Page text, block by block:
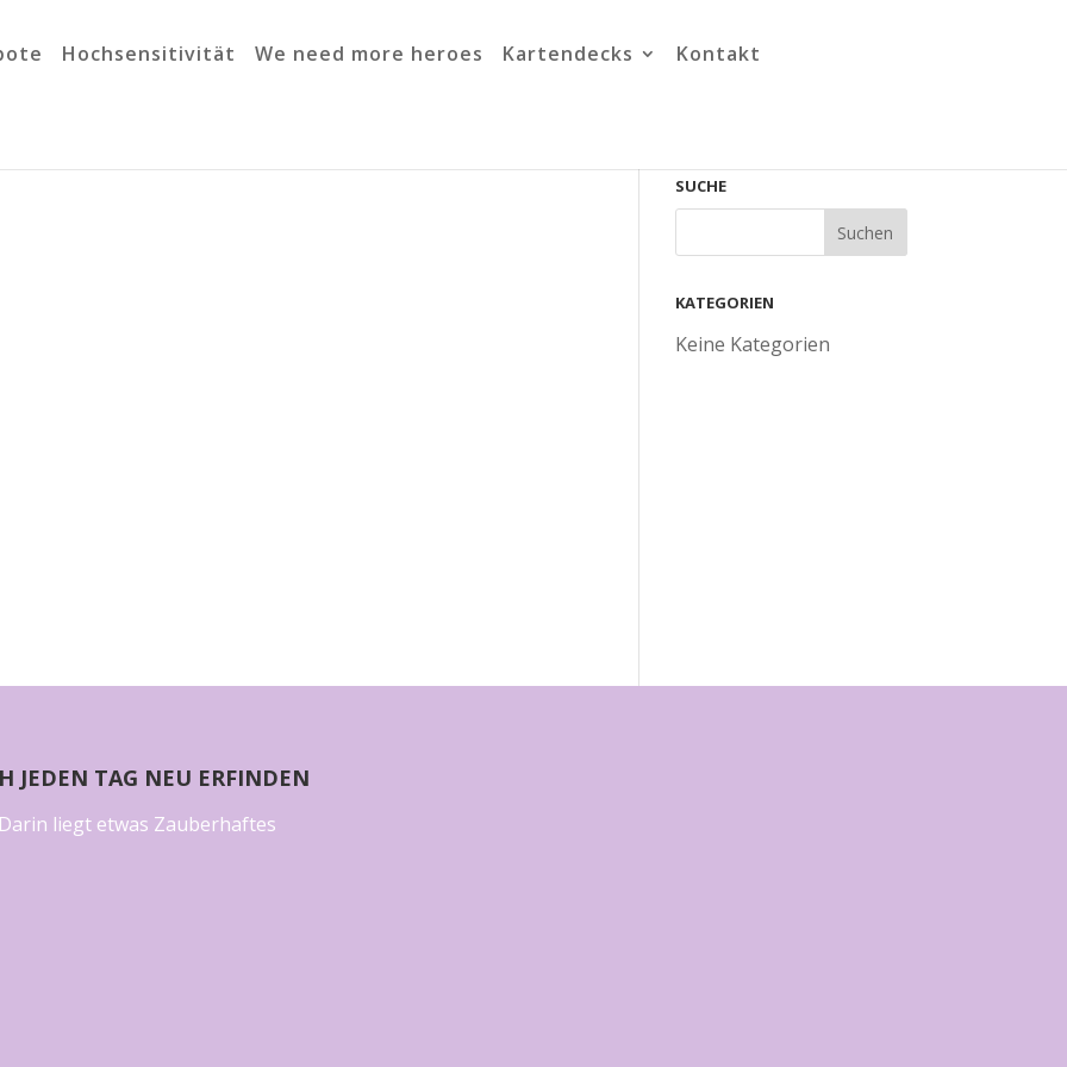
Hochsensitivität We need more heroes Kartendecks Kontakt
SUCHE
KATEGORIEN
Keine Kategorien
JEDEN TAG NEU ERFINDEN
liegt etwas Zauberhaftes